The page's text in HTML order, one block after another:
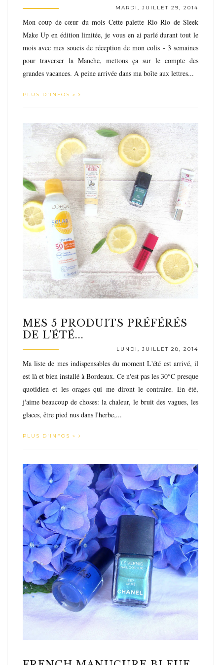
MARDI, JUILLET 29, 2014
Mon coup de cœur du mois Cette palette Rio Rio de Sleek
Make Up en édition limitée, je vous en ai parlé durant tout le
mois avec mes soucis de réception de mon colis - 3 semaines
pour traverser la Manche, mettons ça sur le compte des
grandes vacances. A peine arrivée dans ma boîte aux lettres...
PLUS D'INFOS »
MES 5 PRODUITS PRÉFÉRÉS
DE L'ÉTÉ...
LUNDI, JUILLET 28, 2014
Ma liste de mes indispensables du moment L'été est arrivé, il
est là et bien installé à Bordeaux. Ce n'est pas les 30°C presque
quotidien et les orages qui me diront le contraire. En été,
j'aime beaucoup de choses: la chaleur, le bruit des vagues, les
glaces, être pied nus dans l'herbe,...
PLUS D'INFOS »